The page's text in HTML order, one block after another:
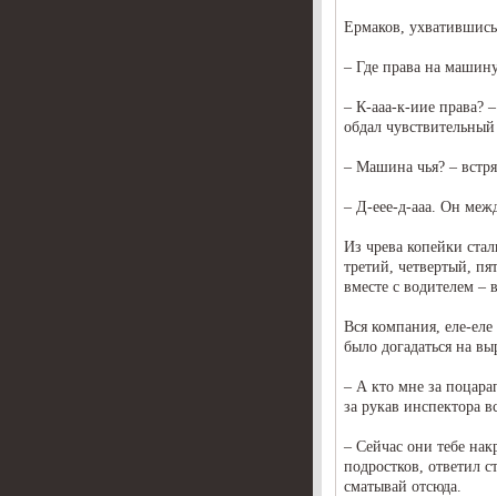
Ермаков,
– Где права на
– К-ааа-к-иие права?
обдал
– Машина чья? –
– Д-еее-д-ааа. Он
Из чрева копейки
третий, четвертый,
вместе с водителем –
Вся компания, еле-
было догадаться на
– А кто мне за
за рукав инспектора
– Сейчас они тебе
подростков, ответил
сматывай отсюда.